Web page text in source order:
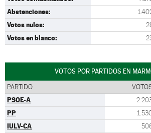
Abstenciones:
Votos nulos:
Votos en blanco:
VOTOS POR PARTIDOS EN
PARTIDO
PSOE-A
PP
IULV-CA